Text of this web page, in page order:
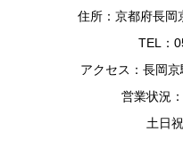
住所：京都府長岡
TEL：
アクセス：長岡京
営業状況
土日